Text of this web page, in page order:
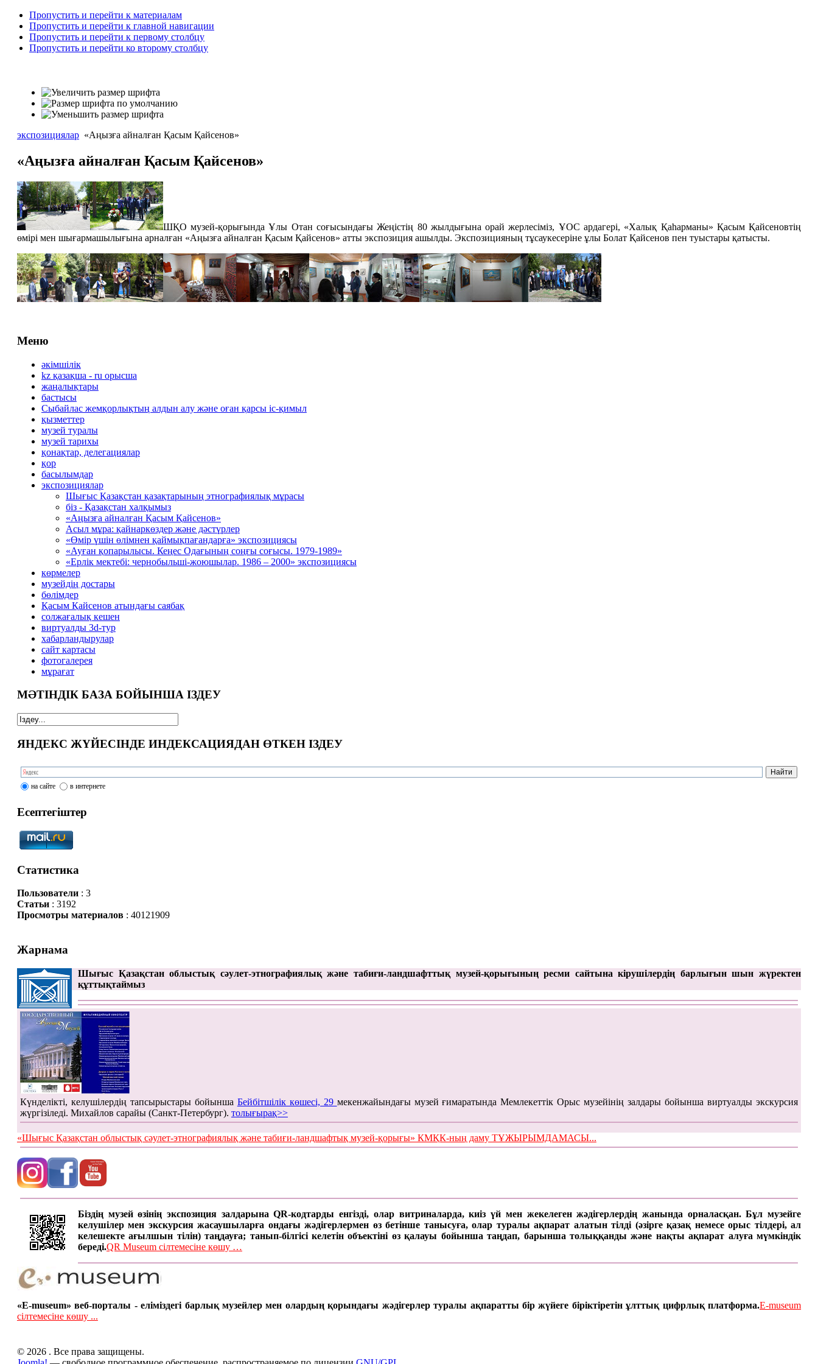
Пропустить и перейти к материалам
Пропустить и перейти к главной навигации
Пропустить и перейти к первому столбцу
Пропустить и перейти ко второму столбцу
экспозициялар «Аңызға айналған Қасым Қайсенов»
«Аңызға айналған Қасым Қайсенов»
ШҚО музей-қорығында Ұлы Отан соғысындағы Жеңістің 80 жылдығына орай жерлесіміз, ҰОС ардагері, «Халық Қаһарманы» Қасым Қайсеновтің
өмірі мен шығармашылығына арналған «Аңызға айналған Қасым Қайсенов» атты экспозиция ашылды. Экспозицияның тұсаукесеріне ұлы Болат Қайсенов пен туыстары қатысты.
Меню
әкімшілік
kz қазақша - ru орысша
жаңалықтары
бастысы
Сыбайлас жемқорлықтың алдын алу және оған қарсы іс-қимыл
қызметтер
музей туралы
музей тарихы
қонақтар, делегациялар
қор
басылымдар
экспозициялар
Шығыс Қазақстан қазақтарының этнографиялық мұрасы
біз - Қазақстан халқымыз
«Аңызға айналған Қасым Қайсенов»
Асыл мұра: қайнаркөздер және дәстүрлер
«Өмір үшін өлімнен қаймықпағандарға» экспозициясы
«Ауған қопарылысы. Кеңес Одағының соңғы соғысы. 1979-1989»
«Ерлік мектебі: чернобыльші-жоюшылар. 1986 – 2000» экспозициясы
көрмелер
музейдің достары
бөлімдер
Қасым Қайсенов атындағы саябақ
солжағалық кешен
виртуалды 3d-тур
xабарландырулар
сайт картасы
фотогалерея
мұрағат
МӘТІНДІК БАЗА БОЙЫНША ІЗДЕУ
ЯНДЕКС ЖҮЙЕСІНДЕ ИНДЕКСАЦИЯДАН ӨТКЕН ІЗДЕУ
на сайте в интернете
Есептегіштер
Статистика
Пользователи: 3
Статьи: 3192
Просмотры материалов: 40121909
Жарнама
Шығыс Қазақстан облыстық сәулет-этнографиялық және табиғи-ландшафттық музей-қорығының ресми сайтына кірушілердің барлығын шын жүректен
құттықтаймыз
Күнделікті, келушілердің тапсырыстары бойынша Бейбітшілік көшесі, 29 мекенжайындағы музей ғимаратында Мемлекеттік Орыс музейінің залдары бойынша виртуалды экскурсия
жүргізіледі. Михайлов сарайы (Санкт-Петербург). толығырақ>>
«Шығыс Қазақстан облыстық сәулет-этнографиялық және табиғи-ландшафтық музей-қорығы» КМҚК-ның даму ТҰЖЫРЫМДАМАСЫ...
Біздің музей өзінің экспозиция залдарына QR-кодтарды енгізді, олар витриналарда, киіз үй мен жекелеген жәдігерлердің жанында орналасқан. Бұл музейге
келушілер мен экскурсия жасаушыларға ондағы жәдігерлермен өз бетінше танысуға, олар туралы ақпарат алатын тілді (әзірге қазақ немесе орыс тілдері, ал
келешекте ағылшын тілін) таңдауға; танып-білгісі келетін объектіні өз қалауы бойынша таңдап, барынша толыққанды және нақты ақпарат алуға мүмкіндік
береді.QR Museum сілтемесіне көшу …
«E-museum» веб-порталы - еліміздегі барлық музейлер мен олардың қорындағы жәдігерлер туралы ақпаратты бір жүйеге біріктіретін ұлттық цифрлық платформа.E-museum
сілтемесіне көшу ...
© 2026 . Все права защищены.